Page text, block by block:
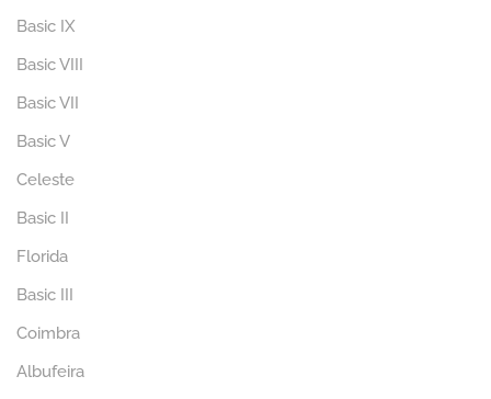
Basic IX
Basic VIII
Basic VII
Basic V
Celeste
Basic II
Florida
Basic III
Coimbra
Albufeira